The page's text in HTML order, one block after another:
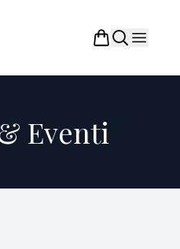
Eventi